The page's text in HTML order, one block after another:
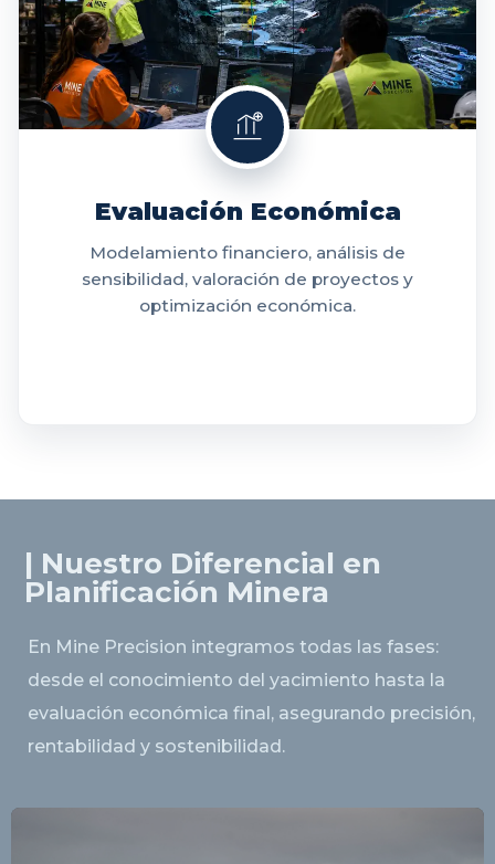
Evaluación Económica
Modelamiento financiero, análisis de
sensibilidad, valoración de proyectos y
optimización económica.
| Nuestro Diferencial en
Planificación Minera
En Mine Precision integramos todas las fases:
desde el conocimiento del yacimiento hasta la
evaluación económica final, asegurando precisión,
rentabilidad y sostenibilidad.